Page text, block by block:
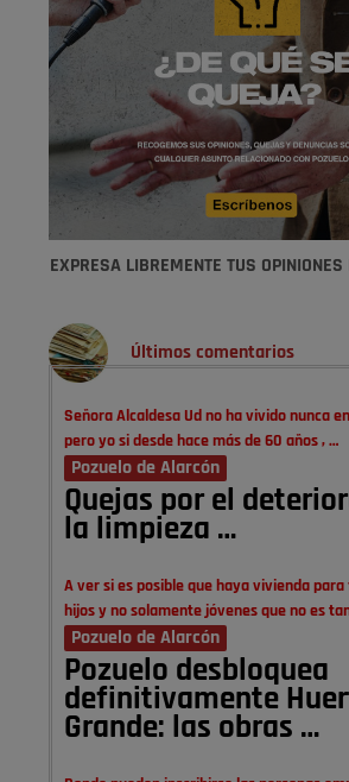
EXPRESA LIBREMENTE TUS OPINIONES
Últimos comentarios
Señora Alcaldesa Ud no ha vivido nunca
pero yo si desde hace más de 60 años , …
Pozuelo de Alarcón
Quejas por el
la limpieza …
A ver si es posible que haya vivienda
hijos y no solamente jóvenes que no es
Pozuelo de Alarcón
Pozuelo desbloquea
definitivamente
Grande: las obras …